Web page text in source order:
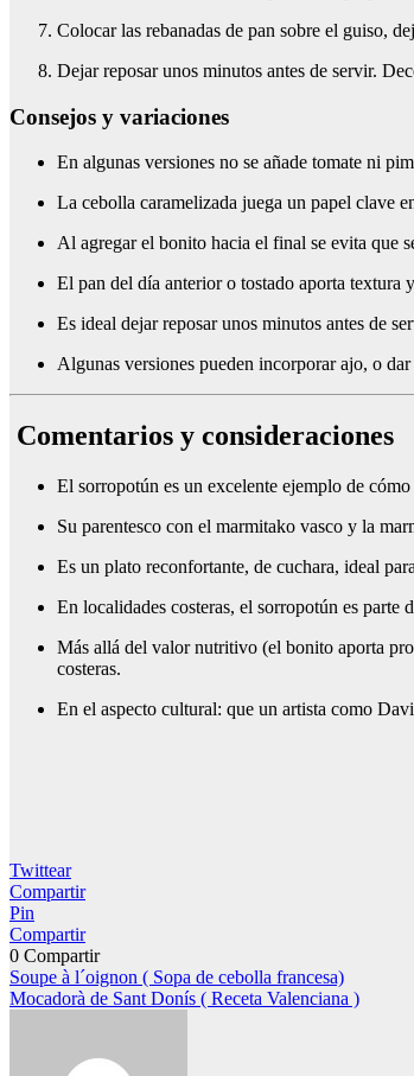
Colocar las rebanadas de pan sobre el guiso,
Dejar reposar unos minutos antes de servir.
Consejos y variaciones
En algunas versiones no se añade tomate ni
La cebolla caramelizada juega un papel clave
Al agregar el bonito hacia el final se evita que
El pan del día anterior o tostado aporta textura
Es ideal dejar reposar unos minutos antes de
Algunas versiones pueden incorporar ajo, o
Comentarios y consideraciones
El sorropotún es un excelente ejemplo de
Su parentesco con el marmitako vasco y la
Es un plato reconfortante, de cuchara, ideal
En localidades costeras, el sorropotún es
Más allá del valor nutritivo (el bonito aporta
costeras.
En el aspecto cultural: que un artista como
Twittear
Compartir
Pin
Compartir
0 Compartir
Navegación
de
Soupe à l´oignon ( Sopa de cebolla francesa)
Mocadorà de Sant Donís ( Receta Valenciana )